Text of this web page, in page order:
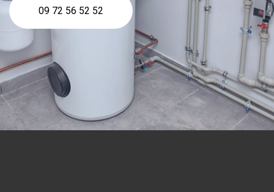
09 72 56 52 52